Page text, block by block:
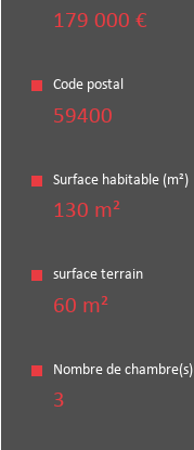
179 000 €
Code postal
59400
Surface habitable (m²)
130 m²
surface terrain
60 m²
Nombre de chambre(s)
3